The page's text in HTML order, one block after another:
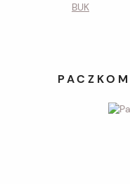
BUK